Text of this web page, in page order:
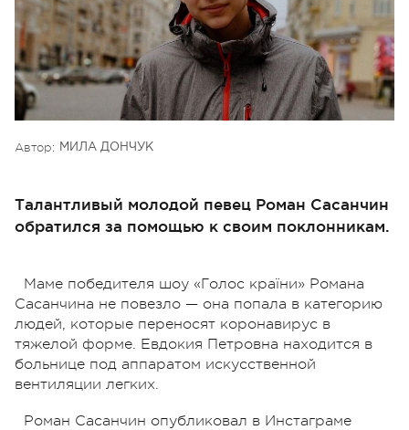
Автор: МИЛА ДОНЧУК
Талантливый молодой певец Роман Сасанчин
обратился за помощью к своим поклонникам.
Маме победителя шоу «Голос країни» Романа
Сасанчина не повезло — она попала в категорию
людей, которые переносят коронавирус в
тяжелой форме. Евдокия Петровна находится в
больнице под аппаратом искусственной
вентиляции легких.
Роман Сасанчин опубликовал в Инстаграме